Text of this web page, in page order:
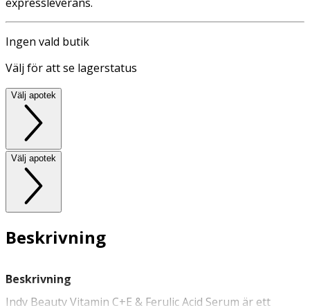
Ingen vald butik
Välj för att se lagerstatus
Välj apotek
Välj apotek
Beskrivning
Beskrivning
Indy Beauty Vitamin C+E & Ferulic Acid Serum är ett